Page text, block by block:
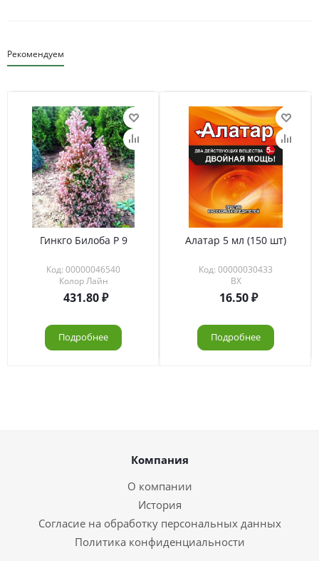
Рекомендуем
Гинкго Билоба Р 9
Код: 00000046540
Колор Лайн
431.80
Подробнее
Алатар 5 мл (150 шт)
Код: 00000030433
ВХ
16.50
Подробнее
Компания
О компании
История
Согласие на обработку персональных данных
Политика конфиденциальности